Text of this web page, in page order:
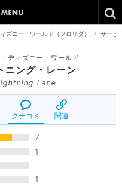
ズニー・ワールド（フロリダ） / サービス
ディズニー・ワールド
ニング・レーン
Lane
クチコミ 関連
7
1
1